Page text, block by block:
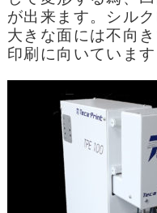
が出来ます。シル
大きな面には不向
印刷に向いています